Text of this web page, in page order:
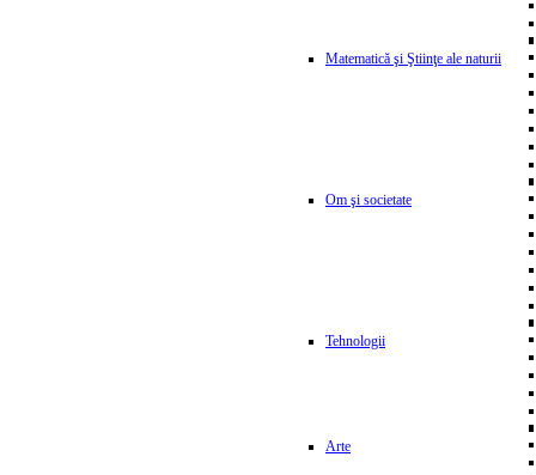
Matematică şi Ştiinţe ale naturii
Om şi societate
Tehnologii
Arte